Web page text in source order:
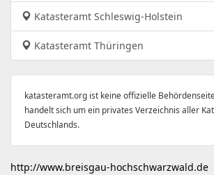
Katasteramt Schleswig-Holstein
Katasteramt Thüringen
katasteramt.org ist keine offizielle
handelt sich um ein privates Verzeichnis aller
Deutschlands.
http://www.breisgau-hochschwarzwald.de